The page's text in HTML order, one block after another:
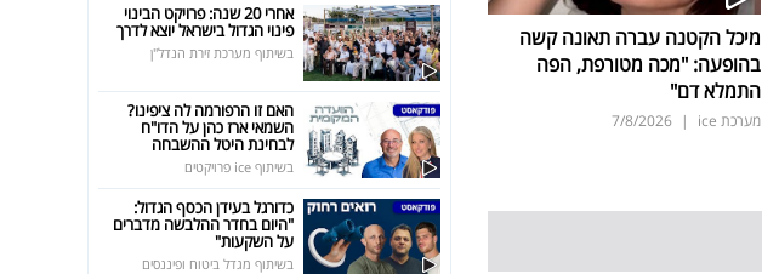
מיכל הקטנה עברה תאונה קשה
בהופעה: "מכה מטורפת, הפה
התמלא דם"
מערכת ice |
7/8/2026
אחרי 20 שנה: פרויקט הבינוי
פינוי הגדול בישראל יוצא לדרך
בשיתוף מערכת זירת הנדל"ן
האם זו הרפורמה לה ציפינו?
השמאי ארז כהן על הדו"ח
לבחינת היטל ההשבחה
בשיתוף ice פרויקטים
כדורגל בעידן הכסף הגדול:
"היום בחדר ההלבשה מדברים
על השקעות"
בשיתוף מגדל ביטוח ופיננסים